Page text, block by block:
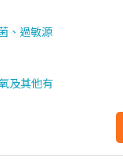
、過敏源
及其他有